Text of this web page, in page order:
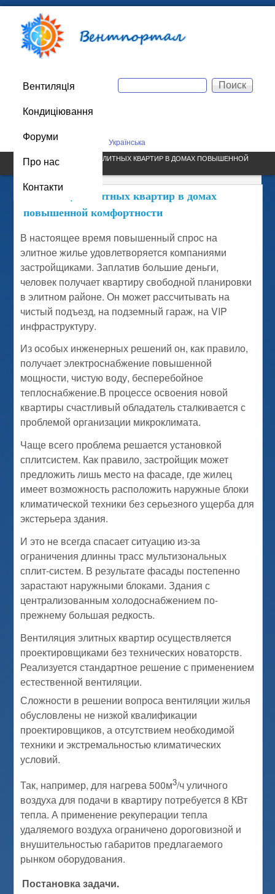
содержанию
Вентпортал
Форма поиска
Поиск
044 223-73-87
Українська
Main menu
Вентиляцiя
Кондиціювання
Форуми
Про нас
Контакти
САЙТ / ВЕНТИЛЯЦИЯ ЭЛИТНЫХ КВАРТИР В ДОМАХ ПОВЫШЕННОЙ
КОМФОРТНОСТИ
Вентиляция элитных квартир в домах
повышенной комфортности
В настоящее время повышенный спрос на
элитное жилье удовлетворяется компаниями
застройщиками. Заплатив большие деньги,
человек получает квартиру свободной планировки
в элитном районе. Он может рассчитывать на
чистый подъезд, на подземный гараж, на VIP
инфраструктуру.
Из особых инженерных решений он, как правило,
получает электроснабжение повышенной
мощности, чистую воду, бесперебойное
теплоснабжение.В процессе освоения новой
квартиры счастливый обладатель сталкивается с
проблемой организации микроклимата.
Чаще всего проблема решается установкой
сплитсистем. Как правило, застройщик может
предложить лишь место на фасаде, где жилец
имеет возможность расположить наружные блоки
климатической техники без серьезного ущерба для
экстерьера здания.
И это не всегда спасает ситуацию из-за
ограничения длинны трасс мультизональных
сплит-систем. В результате фасады постепенно
зарастают наружными блоками. Здания с
централизованным холодоснабжением по-
прежнему большая редкость.
Вентиляция элитных квартир осуществляется
проектировщиками без технических новаторств.
Реализуется стандартное решение с применением
естественной вентиляции.
Сложности в решении вопроса вентиляции жилья
обусловлены не низкой квалификации
проектировщиков, а отсутствием необходимой
техники и экстремальностью климатических
условий.
Так, например, для нагрева 500м3/ч уличного
воздуха для подачи в квартиру потребуется 8 КВт
тепла. А применение рекуперации тепла
удаляемого воздуха ограничено дороговизной и
внушительностью габаритов предлагаемого
рынком оборудования.
Постановка задачи.